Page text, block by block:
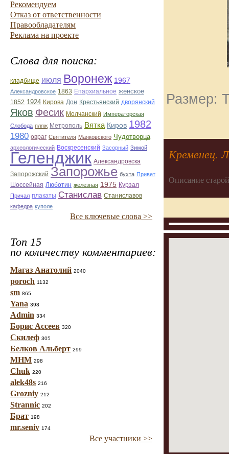
Рекомендуем
Отказ от ответственности
Правообладателям
Реклама на проекте
Слова для поиска:
кладбище июля Воронеж 1967
Александровское 1863 Епархиальное женское
1852 1924 Кирова Дон Крестьянский дворянский
Яков Фесик Молчанский Императорская
Слобода пляж Метрополь Вятка Киров 1982
1980 овраг Святителя Маяковского Чудотворца
археологический Воскресенский Засорный Зимой
Геленджик Александровска
Запорожский Запорожье бухта Привет
Шоссейная Люботин железная 1975 Курзал
Причал плакаты Станислав Станиславов
кафедра куполе
Все ключевые слова >>
Топ 15
по количеству комментариев:
Магаз Анатолий 2040
poroch 1132
sm 865
Yana 398
Admin 334
Борис Ассеев 320
Скилеф 305
Белков Альберт 299
МНМ 298
Chuk 220
alek48s 216
Grozniy 212
Strannic 202
Брат 198
mr.seniv 174
Все участники >>
Размер:
Кременец.
Описание